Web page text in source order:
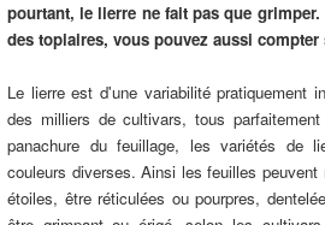
pourtant, le lierre ne fait pas que
des topiaires, vous pouvez aussi
Le lierre est d'une variabilité pratiquement
des milliers de cultivars, tous
panachure du feuillage, les variétés de
couleurs diverses. Ainsi les feuilles
étoiles, être réticulées ou pourpres,